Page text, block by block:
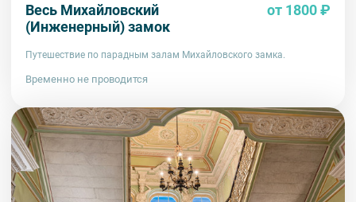
Весь Михайловский
(Инженерный) замок
от 1800 ₽
Путешествие по парадным залам Михайловского замка.
Временно не проводится